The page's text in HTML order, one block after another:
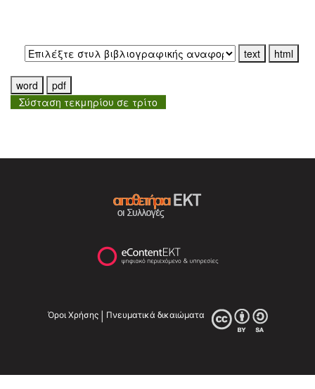
Σύσταση τεκμηρίου σε τρίτο